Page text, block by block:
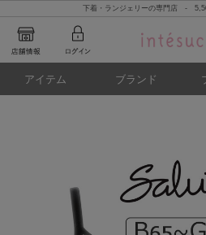
下着・ランジェリーの専門店 -
アイテム ブランド